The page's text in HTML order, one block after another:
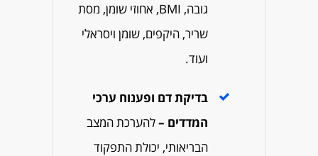
גובה, BMI, אחוזי שומן, מסת
שריר, היקפים, שומן ויסראלי
ועוד.
בדיקת דם ופענוח ערכי
המדדים –להערכת המצב
הבריאותי, יכולת התפקוד